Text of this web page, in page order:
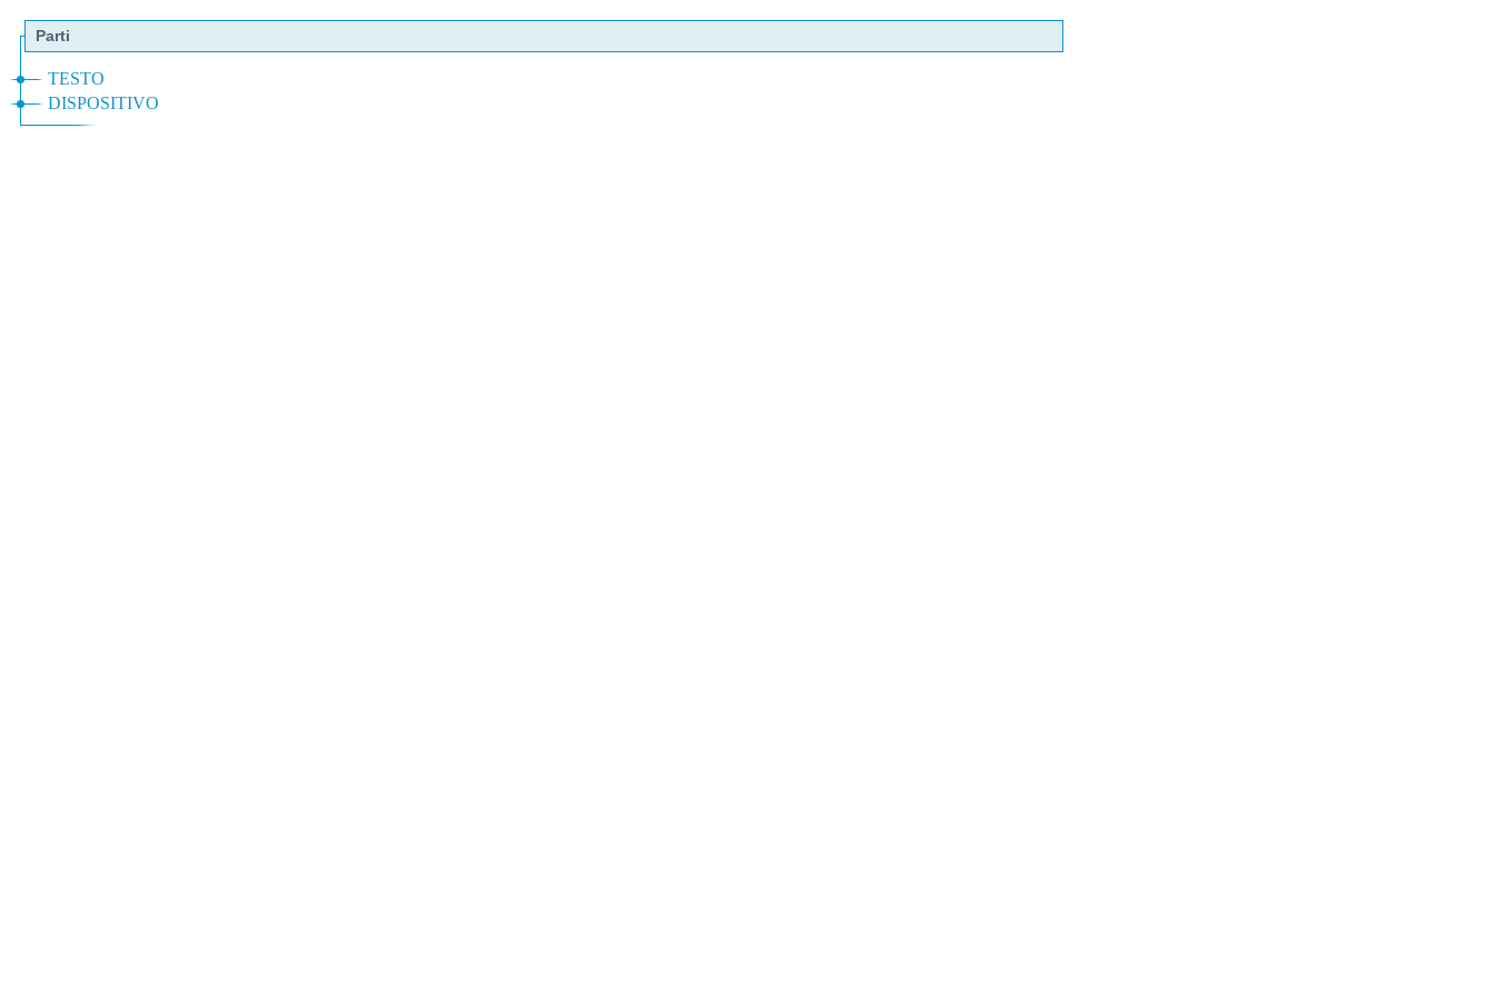
Parti
TESTO
DISPOSITIVO